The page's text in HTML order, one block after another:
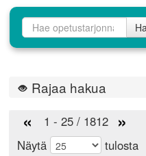
Rajaa hakua
« 1 - 25 / 1812 »
Näytä tulosta